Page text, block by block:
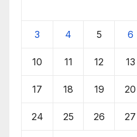
3 4 5 6
10 11 12 13
17 18 19 20
24 25 26 27